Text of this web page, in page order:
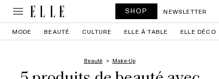
SHOP NEWSLETTER
MODE BEAUTÉ CULTURE ELLE À TABLE ELLE DÉCO
Beauté Make-Up